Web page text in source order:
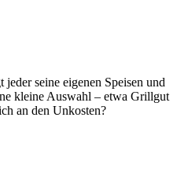
seine eigenen Speisen und
kleine Auswahl – etwa Grillgut
an den Unkosten?